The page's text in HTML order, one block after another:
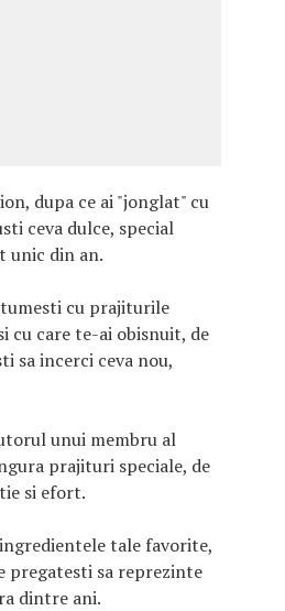
dupa ce ai "jonglat" cu
ceva dulce, special
unic din an.
cu prajiturile
cu care te-ai obisnuit, de
sa incerci ceva nou,
unui membru al
prajituri speciale, de
si efort.
tale favorite,
pregatesti sa reprezinte
dintre ani.